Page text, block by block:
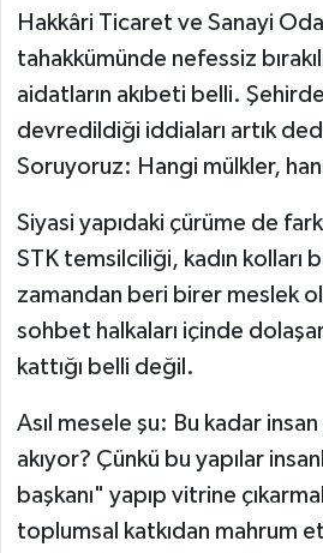
Hakkâri Ticaret ve Sanayi
tahakkümünde nefessiz
aidatların akıbeti belli.
devredildiği iddiaları artık
Soruyoruz: Hangi mülkler,
Siyasi yapıdaki çürüme de
STK temsilciliği, kadın kolları
zamandan beri birer meslek
sohbet halkaları içinde
kattığı belli değil.
Asıl mesele şu: Bu kadar
akıyor? Çünkü bu yapılar
başkanı" yapıp vitrine
toplumsal katkıdan mahrum